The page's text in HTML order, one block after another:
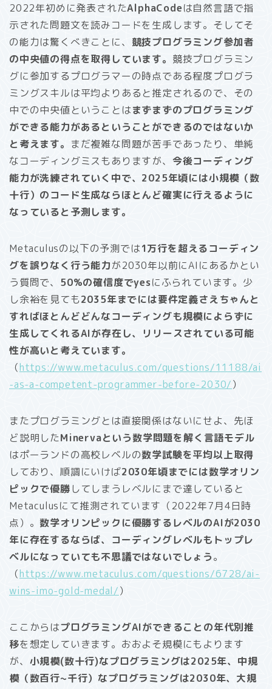
2022年初めに発表されたAlphaCodeは自然言語で指
示された問題文を読みコードを生成します。そしてそ
の能力は驚くべきことに、 競技プログラミング参加者
の中央値の得点を取得しています。 競技プログラミン
グに参加するプログラマーの時点である程度プログラ
ミングスキルは平均よりあると推定されるので、その
中での中央値ということはまずまずのプログラミング
ができる能力があるということができるのではないか
と考えます。 まだ複雑な問題が苦手であったり、単純
なコーディングミスもありますが、 今後コーディング
能力が洗練されていく中で、2025年頃には小規模（数
十行）のコード生成ならほとんど確実に行えるように
なっていると予測します。
Metaculusの以下の予測では1万行を超えるコーディン
グを誤りなく行う能力が2030年以前にAIにあるかとい
う質問で、 50%の確信度でyesにふられています。少
し余裕を見ても2035年までには要件定義さえちゃんと
すればほとんどどんなコーディングも規模によらずに
生成してくれるAIが存在し、リリースされている可能
性が高いと考えています。
（https://www.metaculus.com/questions/11188/ai
-as-a-competent-programmer-before-2030/）
またプログラミングとは直接関係はないにせよ、先ほ
ど説明したMinervaという数学問題を解く言語モデル
はポーランドの高校レベルの数学試験を平均以上取得
しており、順調にいけば2030年頃までには数学オリン
ピックで優勝してしまうレベルにまで達していると
Metaculusにて推測されています（2022年7月4日時
点）。数学オリンピックに優勝するレベルのAIが2030
年に存在するならば、コーディングレベルもトップレ
ベルになっていても不思議ではないでしょう。
（https://www.metaculus.com/questions/6728/ai-
wins-imo-gold-medal/）
ここからはプログラミングAIができることの年代別推
移を想定していきます。おおよそ規模にもよります
が、 小規模(数十行)なプログラミングは2025年、中規
模（数百行~千行）なプログラミングは2030年、大規